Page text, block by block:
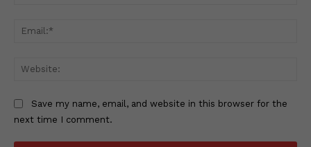
Save my name, email, and website in this browser for the
next time I comment.